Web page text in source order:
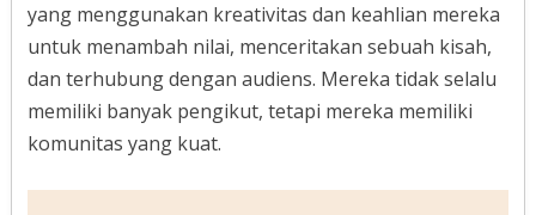
yang menggunakan kreativitas dan keahlian mereka
untuk menambah nilai, menceritakan sebuah kisah,
dan terhubung dengan audiens. Mereka tidak selalu
memiliki banyak pengikut, tetapi mereka memiliki
komunitas yang kuat.